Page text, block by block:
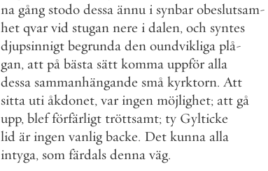
na gång stodo dessa ännu i synbar obeslutsam-
het qvar vid stugan nere i dalen, och syntes
djupsinnigt begrunda den oundvikliga plå-
gan, att på bästa sätt komma uppför alla
dessa sammanhängande små kyrktorn. Att
sitta uti åkdonet, var ingen möjlighet; att gå
upp, blef förfärligt tröttsamt; ty Gylticke
lid är ingen vanlig backe. Det kunna alla
intyga, som färdals denna väg.